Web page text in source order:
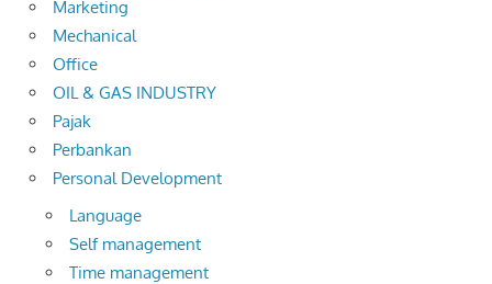
Marketing
Mechanical
Office
OIL & GAS INDUSTRY
Pajak
Perbankan
Personal Development
Language
Self management
Time management